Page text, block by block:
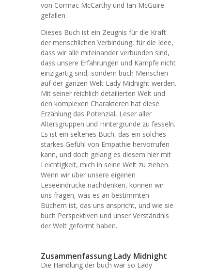
von Cormac McCarthy und Ian McGuire
gefallen.
Dieses Buch ist ein Zeugnis für die Kraft
der menschlichen Verbindung, für die Idee,
dass wir alle miteinander verbunden sind,
dass unsere Erfahrungen und Kämpfe nicht
einzigartig sind, sondern buch Menschen
auf der ganzen Welt Lady Midnight werden.
Mit seiner reichlich detailierten Welt und
den komplexen Charakteren hat diese
Erzählung das Potenzial, Leser aller
Altersgruppen und Hintergründe zu fesseln.
Es ist ein seltenes Buch, das ein solches
starkes Gefühl von Empathie hervorrufen
kann, und doch gelang es diesem hier mit
Leichtigkeit, mich in seine Welt zu ziehen.
Wenn wir über unsere eigenen
Leseeindrücke nachdenken, können wir
uns fragen, was es an bestimmten
Büchern ist, das uns anspricht, und wie sie
buch Perspektiven und unser Verständnis
der Welt geformt haben.
Zusammenfassung Lady Midnight
Die Handlung der buch war so Lady